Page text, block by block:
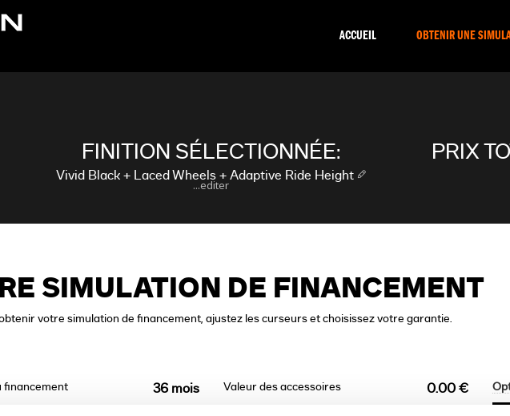
ACCUEIL OBTENIR UNE
FINITION SÉLECTIONNÉE:
Vivid Black + Laced Wheels + Adaptive Ride Height
...editer
PRIX
SIMULATION DE FINANCEMENT
votre simulation de financement, ajustez les curseurs et choisissez votre garantie.
financement 36 mois Valeur des accessoires 0.00 €